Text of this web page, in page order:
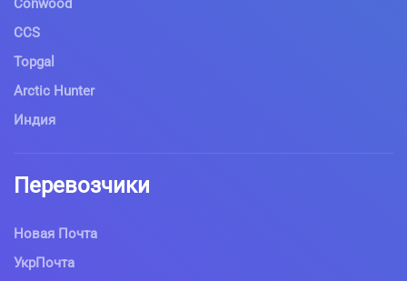
Conwood
CCS
Topgal
Arctic Hunter
Индия
Перевозчики
Новая Почта
УкрПочта